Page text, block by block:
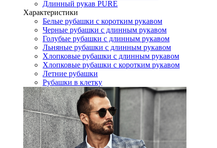
Длинный рукав PURE
Характеристики
Белые рубашки с коротким рукавом
Черные рубашки с длинным рукавом
Голубые рубашки с длинным рукавом
Льняные рубашки с длинным рукавом
Хлопковые рубашки с длинным рукавом
Хлопковые рубашки с коротким рукавом
Летние рубашки
Рубашки в клетку